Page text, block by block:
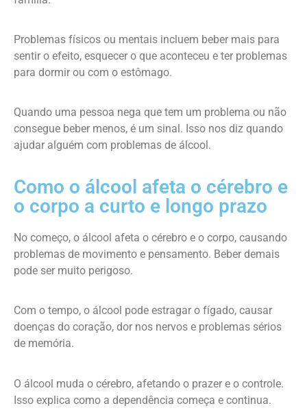
Problemas físicos ou mentais incluem beber mais para
sentir o efeito, esquecer o que aconteceu e ter problemas
para dormir ou com o estômago.
Quando uma pessoa nega que tem um problema ou não
consegue beber menos, é um sinal. Isso nos diz quando
ajudar alguém com problemas de álcool.
Como o álcool afeta o cérebro e
o corpo a curto e longo prazo
No começo, o álcool afeta o cérebro e o corpo, causando
problemas de movimento e pensamento. Beber demais
pode ser muito perigoso.
Com o tempo, o álcool pode estragar o fígado, causar
doenças do coração, dor nos nervos e problemas sérios
de memória.
O álcool muda o cérebro, afetando o prazer e o controle.
Isso explica como a dependência começa e continua.